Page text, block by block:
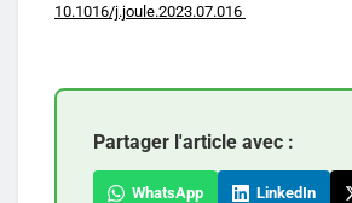
10.1016/j.joule.2023.07.016
Partager l'article avec :
WhatsApp LinkedIn